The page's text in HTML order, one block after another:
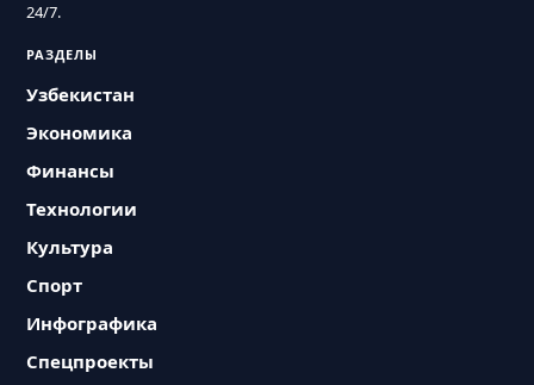
24/7.
РАЗДЕЛЫ
Узбекистан
Экономика
Финансы
Технологии
Культура
Спорт
Инфографика
Спецпроекты